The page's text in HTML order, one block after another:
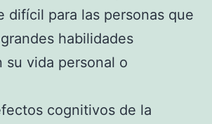
difícil para las personas que
habilidades
su vida personal o
cognitivos de la